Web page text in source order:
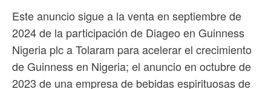
Este anuncio sigue a la venta en septiembre de
2024 de la participación de Diageo en Guinness
Nigeria plc a Tolaram para acelerar el crecimiento
de Guinness en Nigeria; el anuncio en octubre de
2023 de una empresa de bebidas espirituosas de